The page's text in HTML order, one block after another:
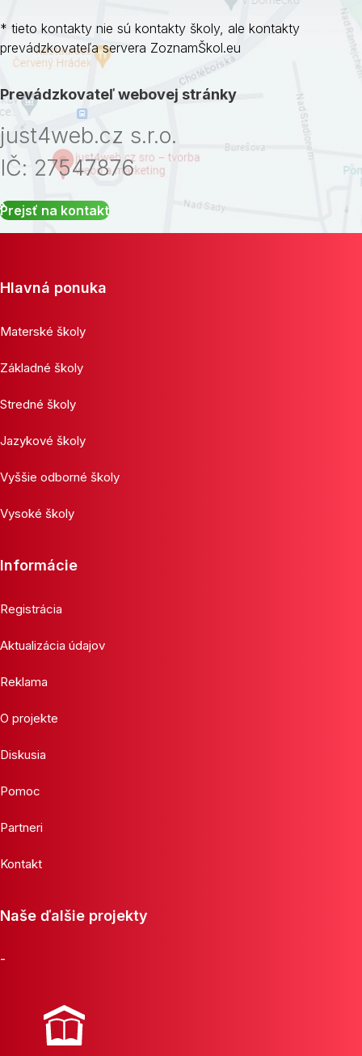
* tieto kontakty nie sú kontakty školy, ale kontakty
prevádzkovateľa servera ZoznamŠkol.eu
Prevádzkovateľ webovej stránky
just4web.cz s.r.o.
IČ: 27547876
Prejsť na kontakt
Hlavná ponuka
Materské školy
Základné školy
Stredné školy
Jazykové školy
Vyššie odborné školy
Vysoké školy
Informácie
Registrácia
Aktualizácia údajov
Reklama
O projekte
Diskusia
Pomoc
Partneri
Kontakt
Naše ďalšie projekty
-